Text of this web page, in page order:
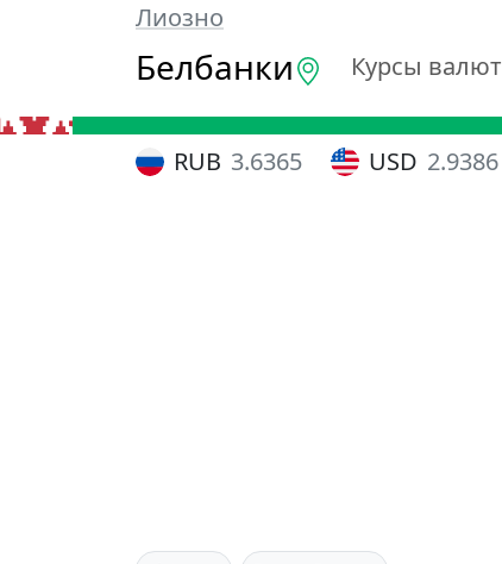
Лиозно
Белбанки Курсы валют
RUB 3.6365 USD 2.9386